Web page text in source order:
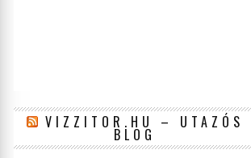
VIZZITOR.HU – UTAZÓS
BLOG